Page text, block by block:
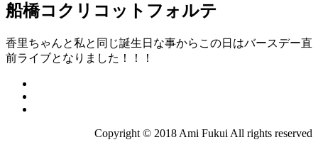
船橋コクリコットフォルテ
香里ちゃんと私と同じ誕生日な事からこの日はバースデー直
前ライブとなりました！！！
Copyright © 2018 Ami Fukui All rights reserved